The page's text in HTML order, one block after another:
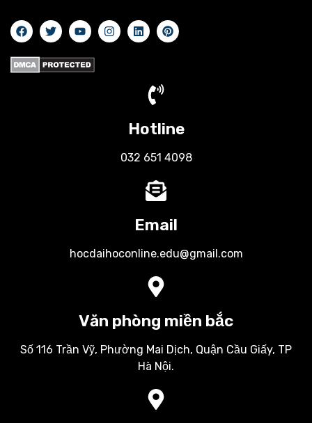
Hotline
032 651 4098
Email
hocdaihoconline.edu@gmail.com
Văn phòng miền bắc
Số 116 Trần Vỹ, Phường Mai Dịch, Quận Cầu Giấy, TP
Hà Nội.